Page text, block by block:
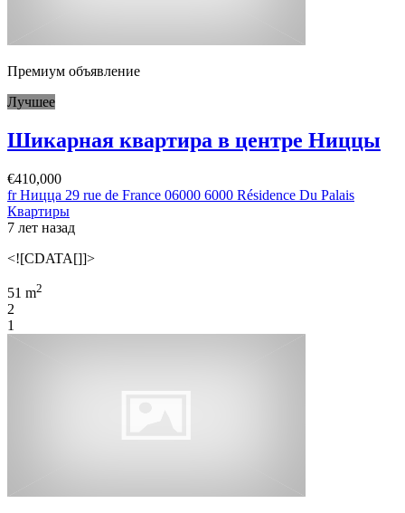
Премиум объявление
Лучшее
Шикарная квартира в центре Ниццы
€410,000
fr Ницца 29 rue de France 06000 6000 Résidence Du Palais
Квартиры
7 лет назад
<![CDATA[]]>
51 m2
2
1